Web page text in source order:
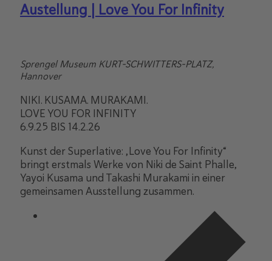
Austellung | Love You For Infinity
Sprengel Museum KURT-SCHWITTERS-PLATZ,
Hannover
NIKI. KUSAMA. MURAKAMI.
LOVE YOU FOR INFINITY
6.9.25 BIS 14.2.26
Kunst der Superlative: „Love You For Infinity“
bringt erstmals Werke von Niki de Saint Phalle,
Yayoi Kusama und Takashi Murakami in einer
gemeinsamen Ausstellung zusammen.